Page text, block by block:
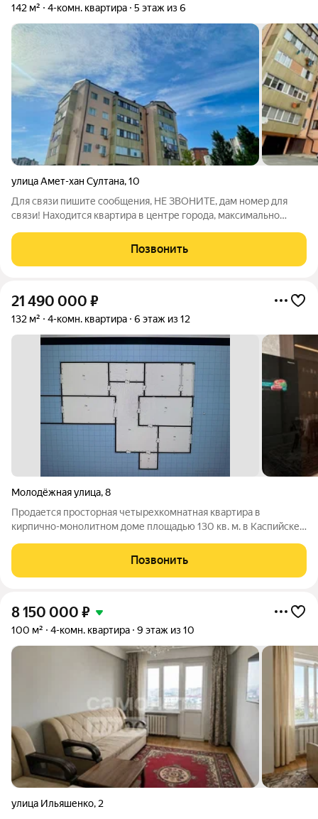
142 м² 4-комн. квартира 5 этаж из 6
улица Амет-хан Султана,10
Для связи пишите сообщения, НЕ ЗВОНИТЕ, дам номер для
связи! Находится квартира в центре города, максимально
через дорогу роддом, больница, со стороны двора в двух
минутах ходьбы Сбербанк,
Позвонить
21 490 000 ₽
132 м² 4-комн. квартира 6 этаж из 12
Молодёжная улица,8
Прoдаетcя просторная четырехкомнатная квартира в
кирпично-монолитном доме площадью 130 кв. м. в Kacпийске.
транспортная развязка, рядом вся необходимая
инфраструктура: школа, детcкий cад,
Позвонить
8 150 000 ₽
100 м² 4-комн. квартира 9 этаж из 10
улица Ильяшенко, 2